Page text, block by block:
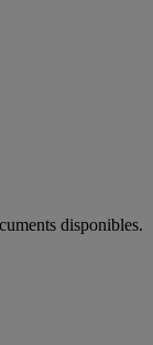
disponibles.